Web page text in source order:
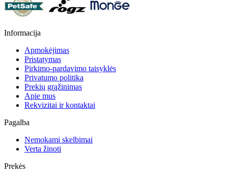
Informacija
Apmokėjimas
Pristatymas
Pirkimo-pardavimo taisyklės
Privatumo politika
Prekių grąžinimas
Apie mus
Rekvizitai ir kontaktai
Pagalba
Nemokami skelbimai
Verta žinoti
Prekės